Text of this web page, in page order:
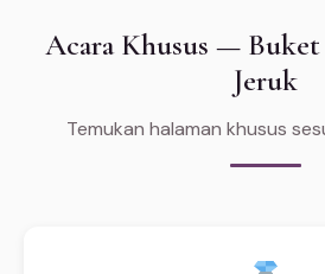
Acara Khusus — Buket
Jeruk
Temukan halaman khusus